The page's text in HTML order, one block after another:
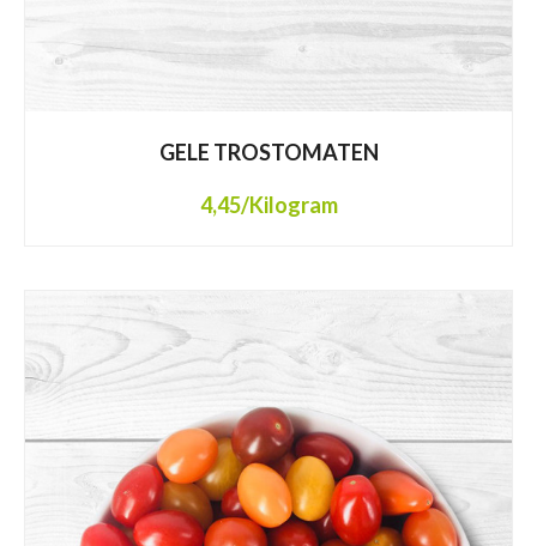
GELE TROSTOMATEN
4,45/Kilogram